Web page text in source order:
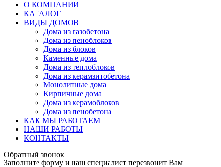
О КОМПАНИИ
КАТАЛОГ
ВИДЫ ДОМОВ
Дома из газобетона
Дома из пеноблоков
Дома из блоков
Каменные дома
Дома из теплоблоков
Дома из керамзитобетона
Монолитные дома
Кирпичные дома
Дома из керамоблоков
Дома из пенобетона
КАК МЫ РАБОТАЕМ
НАШИ РАБОТЫ
КОНТАКТЫ
Обратный звонок
Заполните форму и наш специалист перезвонит Вам